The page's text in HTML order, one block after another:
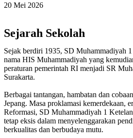
20 Mei 2026
Sejarah Sekolah
Sejak berdiri 1935, SD Muhammadiyah
nama HIS Muhammadiyah yang
peraturan pemerintah RI menjadi SR
Surakarta.
Berbagai tantangan, hambatan dan
Jepang. Masa proklamasi kemerdekaan,
Reformasi, SD Muhammadiyah 1
tetap eksis dalam menyelenggarakan
berkualitas dan berbudaya mutu.